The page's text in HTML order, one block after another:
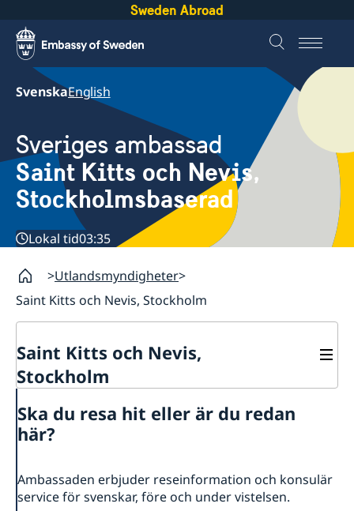
Sweden Abroad
SvenskaEnglish
Sveriges ambassad
Saint Kitts och Nevis,
Stockholmsbaserad
Lokal tid03:35
Utlandsmyndigheter
Saint Kitts och Nevis, Stockholm
Saint Kitts och Nevis,
Stockholm
Om oss
Dataskyddspolicy (GDPR)
Vi är en resurs för svenska företag
Team Sweden
Ska du resa hit eller är du redan
här?
Ambassaden erbjuder reseinformation och konsulär
service för svenskar, före och under vistelsen.